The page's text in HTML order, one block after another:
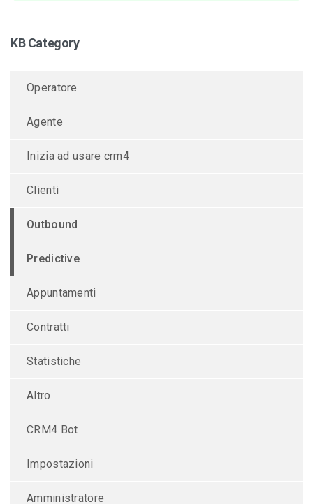
KB Category
Operatore
Agente
Inizia ad usare crm4
Clienti
Outbound
Predictive
Appuntamenti
Contratti
Statistiche
Altro
CRM4 Bot
Impostazioni
Amministratore